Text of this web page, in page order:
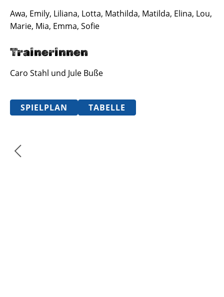
Awa, Emily, Liliana, Lotta, Mathilda, Matilda, Elina, Lou,
Marie, Mia, Emma, Sofie
Trainerinnen
Caro Stahl und Jule Buße
SPIELPLAN TABELLE